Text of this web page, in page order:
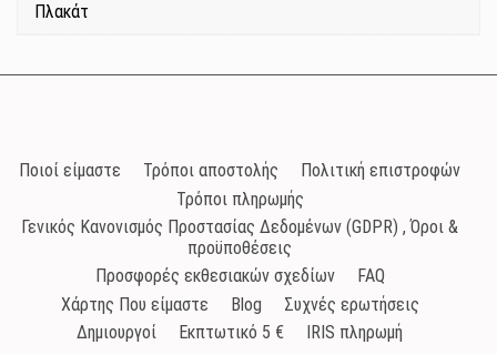
Πλακάτ
Ποιοί είμαστε Τρόποι αποστολής
Πολιτική επιστροφών
Τρόποι πληρωμής
Γενικός Κανονισμός Προστασίας Δεδομένων (GDPR) , Όροι &
προϋποθέσεις
Προσφορές εκθεσιακών σχεδίων
FAQ
Χάρτης Που είμαστε
Blog
Συχνές ερωτήσεις
Δημιουργοί
Εκπτωτικό 5 € IRIS πληρωμή